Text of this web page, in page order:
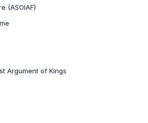
(ASOIAF)
Argument of Kings